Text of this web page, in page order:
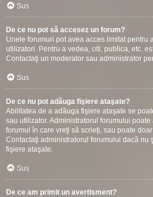
Sus
De ce nu pot să accesez un forum?
Unele forumuri pot avea acces limitat pentru
utilizatori. Pentru a vedea, citi, publica, etc.
Contactaţi un moderator sau administrator
Sus
De ce nu pot adăuga fişiere ataşate?
Abilitatea de a adăuga fişiere ataşate se
sau utilizator. Administratorul forumului
forumul în care vreţi să scrieţi, sau poate
Contactaţi administratorul forumului dacă nu
fişiere ataşate.
Sus
De ce am primit un avertisment?